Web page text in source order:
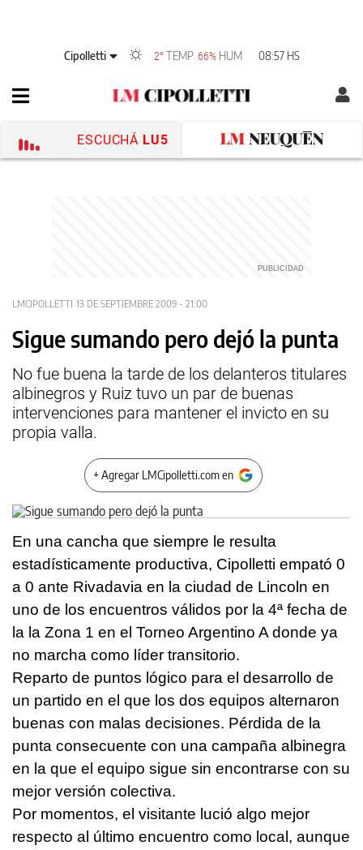
Cipolletti 2° TEMP 66% HUM 08:57 HS
ESCUCHÁ LU5
LMCIPOLLETTI 13 DE SEPTIEMBRE 2009 - 21:00
Sigue sumando pero dejó la punta
No fue buena la tarde de los delanteros titulares
albinegros y Ruiz tuvo un par de buenas
intervenciones para mantener el invicto en su
propia valla.
+ Agregar LMCipolletti.com en
En una cancha que siempre le resulta
estadísticamente productiva, Cipolletti empató 0
a 0 ante Rivadavia en la ciudad de Lincoln en
uno de los encuentros válidos por la 4ª fecha de
la la Zona 1 en el Torneo Argentino A donde ya
no marcha como líder transitorio.
Reparto de puntos lógico para el desarrollo de
un partido en el que los dos equipos alternaron
buenas con malas decisiones. Pérdida de la
punta consecuente con una campaña albinegra
en la que el equipo sigue sin encontrarse con su
mejor versión colectiva.
Por momentos, el visitante lució algo mejor
respecto al último encuentro como local, aunque